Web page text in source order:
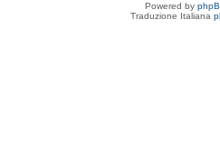
Powered by
Traduzione Italiana